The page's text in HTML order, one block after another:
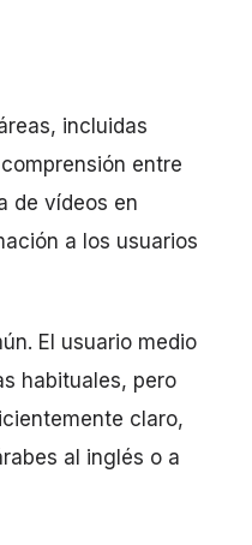
incluidas
entre
de vídeos en
a los usuarios
El usuario medio
habituales, pero
claro,
al inglés o a